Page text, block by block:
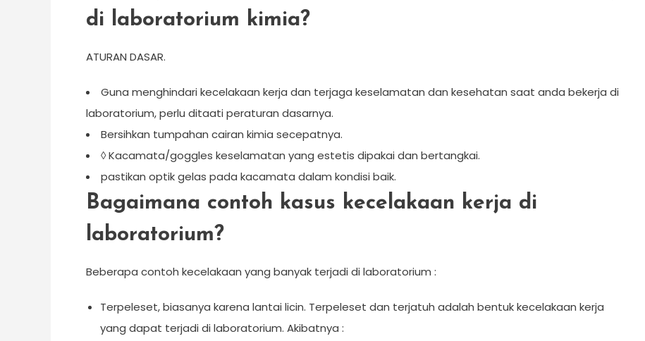
di laboratorium kimia?
ATURAN DASAR.
Guna menghindari kecelakaan kerja dan terjaga keselamatan dan kesehatan saat anda bekerja di
laboratorium, perlu ditaati peraturan dasarnya.
Bersihkan tumpahan cairan kimia secepatnya.
◊ Kacamata/goggles keselamatan yang estetis dipakai dan bertangkai.
pastikan optik gelas pada kacamata dalam kondisi baik.
Bagaimana contoh kasus kecelakaan kerja di
laboratorium?
Beberapa contoh kecelakaan yang banyak terjadi di laboratorium :
Terpeleset, biasanya karena lantai licin. Terpeleset dan terjatuh adalah bentuk kecelakaan kerja
yang dapat terjadi di laboratorium. Akibatnya :